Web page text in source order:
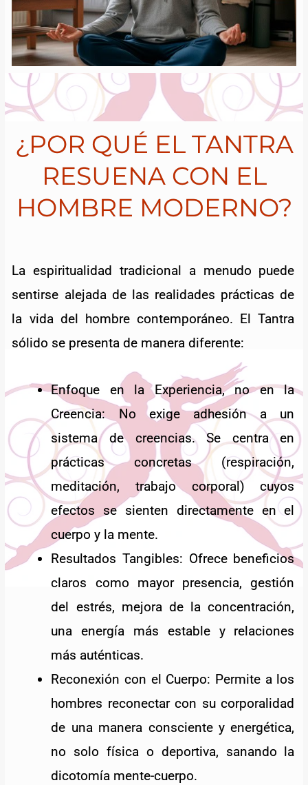
¿POR QUÉ EL TANTRA
RESUENA CON EL
HOMBRE MODERNO?
La espiritualidad tradicional a menudo puede
sentirse alejada de las realidades prácticas de
la vida del hombre contemporáneo. El Tantra
sólido se presenta de manera diferente:
Enfoque en la Experiencia, no en la
Creencia: No exige adhesión a un
sistema de creencias. Se centra en
prácticas concretas (respiración,
meditación, trabajo corporal) cuyos
efectos se sienten directamente en el
cuerpo y la mente.
Resultados Tangibles: Ofrece beneficios
claros como mayor presencia, gestión
del estrés, mejora de la concentración,
una energía más estable y relaciones
más auténticas.
Reconexión con el Cuerpo: Permite a los
hombres reconectar con su corporalidad
de una manera consciente y energética,
no solo física o deportiva, sanando la
dicotomía mente-cuerpo.